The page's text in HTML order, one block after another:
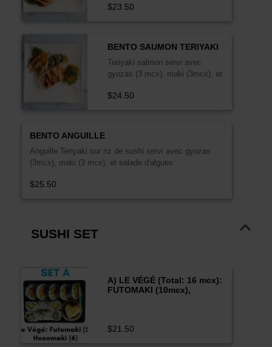
$23.50
BENTO SAUMON TERIYAKI
Teriyaki salmon servi avec
gyozas (3 mcx), maki (3mcx), et
$24.50
BENTO ANGUILLE
Anguille Teriyaki sur riz de sushi servi avec gyozas
(3mcx), maki (3 mcx), et salade d'algues
$25.50
SUSHI SET
A) LE VÉGÉ (Total: 16 mcx):
FUTOMAKI (10mcx),
$21.50